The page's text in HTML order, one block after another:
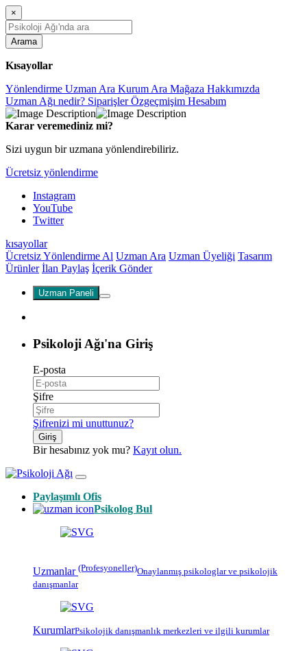
×
Arama
Kısayollar
Yönlendirme Uzman Ara Kurum Ara Mağaza Hakkımızda
Uzman Ağı nedir? SiparişlerÖzgeçmişim Hesabım
Karar veremediniz mi?
Sizi uygun bir uzmana yönlendirebiliriz.
Ücretsiz yönlendirme
Instagram
YouTube
Twitter
kısayollar
Ücretsiz Yönlendirme Al Uzman Ara Uzman Üyeliği Tasarım
Ürünler İlan Paylaş İçerik Gönder
Uzman Paneli
Psikoloji Ağı'na Giriş
E-posta
Şifre
Şifrenizi mi unuttunuz?
Giriş
Bir hesabınız yok mu? Kayıt olun.
Paylaşımlı Ofis
Psikolog Bul
Uzmanlar (Profesyoneller)Onaylanmış psikologlarve psikolojik
danışmanlar
KurumlarPsikolojik danışmanlık merkezleri ve ilgili kurumlar